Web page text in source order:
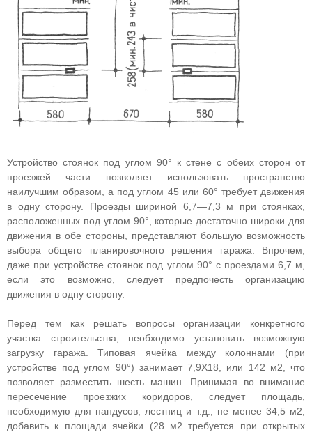
Устройство стоянок под углом 90° к стене с обеих сторон от
проезжей части позволяет использовать пространство
наилучшим образом, а под углом 45 или 60° требует движения
в одну сторону. Проезды шириной 6,7—7,3 м при стоянках,
расположенных под углом 90°, которые достаточно широки для
движения в обе стороны, представляют большую возможность
выбора общего планировочного решения гаража. Впрочем,
даже при устройстве стоянок под углом 90° с проездами 6,7 м,
если это возможно, следует предпочесть организацию
движения в одну сторону.
Перед тем как решать вопросы организации конкретного
участка строительства, необходимо установить возможную
загрузку гаража. Типовая ячейка между колоннами (при
устройстве под углом 90°) занимает 7,9X18, или 142 м2, что
позволяет разместить шесть машин. Принимая во внимание
пересечение проезжих коридоров, следует площадь,
необходимую для пандусов, лестниц и т.д., не менее 34,5 м2,
добавить к площади ячейки (28 м2 требуется при открытых